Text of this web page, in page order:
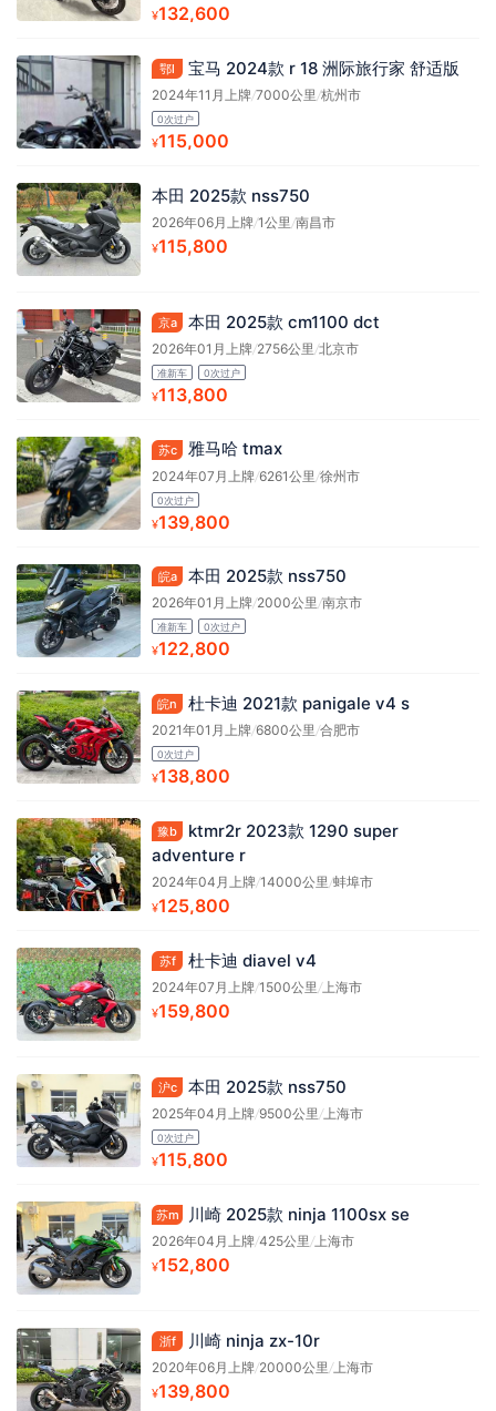
¥132,600
鄂l 宝马 2024款 r 18 洲际旅行家 舒适版
2024年11月上牌/7000公里 /杭州市
0次过户
¥115,000
本田 2025款 nss750
2026年06月上牌/1公里 /南昌市
¥115,800
京a 本田 2025款 cm1100 dct
2026年01月上牌/2756公里 /北京市
准新车 0次过户
¥113,800
苏c 雅马哈 tmax
2024年07月上牌/6261公里 /徐州市
0次过户
¥139,800
皖a 本田 2025款 nss750
2026年01月上牌/2000公里/南京市
准新车 0次过户
¥122,800
皖n 杜卡迪 2021款 panigale v4 s
2021年01月上牌/6800公里/合肥市
0次过户
¥138,800
豫b
ktmr2r 2023款 1290 super
adventure r
2024年04月上牌/14000公里/蚌埠市
¥125,800
苏f 杜卡迪 diavel v4
2024年07月上牌/1500公里/上海市
¥159,800
沪c 本田 2025款 nss750
2025年04月上牌/9500公里/上海市
0次过户
¥115,800
苏m 川崎 2025款 ninja 1100sx se
2026年04月上牌/425公里/上海市
¥152,800
浙f 川崎 ninja zx-10r
2020年06月上牌/20000公里/上海市
¥139,800